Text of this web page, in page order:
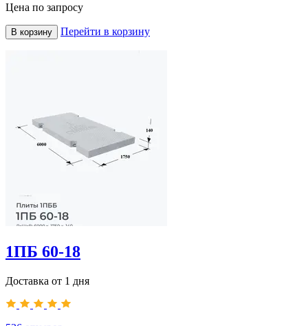
Цена по запросу
В корзину Перейти в корзину
1ПБ 60-18
Доставка от 1 дня